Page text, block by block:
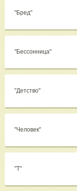
"Бред"
"Бессонница"
"Детство"
"Человек"
"Т"